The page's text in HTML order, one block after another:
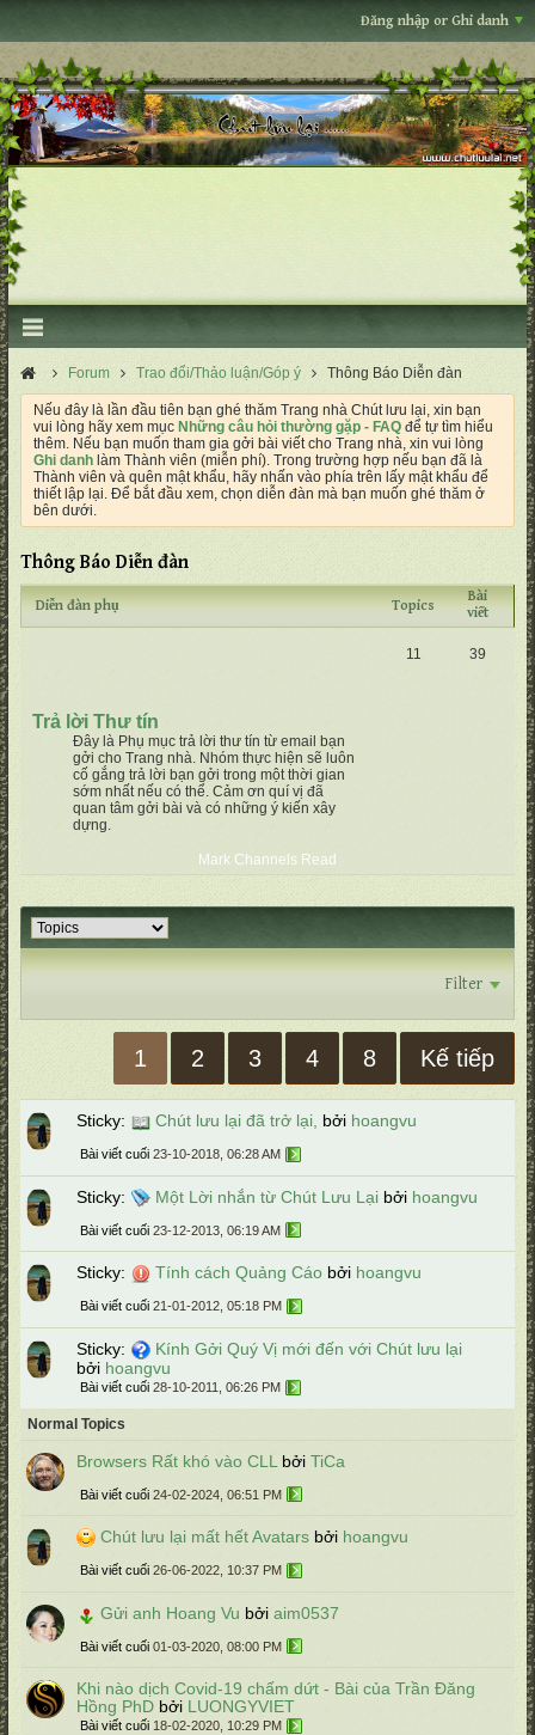
Đăng nhập or Ghi danh
Forum Trao đổi/Thảo luận/Góp ý Thông Báo Diễn đàn
Nếu đây là lần đầu tiên bạn ghé thăm Trang nhà Chút lưu lại, xin bạn
vui lòng hãy xem mục Những câu hỏi thường gặp - FAQ để tự tìm hiểu
thêm. Nếu bạn muốn tham gia gởi bài viết cho Trang nhà, xin vui lòng
Ghi danh làm Thành viên (miễn phí). Trong trường hợp nếu bạn đã là
Thành viên và quên mật khẩu, hãy nhấn vào phía trên lấy mật khẩu để
thiết lập lại. Để bắt đầu xem, chọn diễn đàn mà bạn muốn ghé thăm ở
bên dưới.
Thông Báo Diễn đàn
Diễn đàn phụ Topics
Bài
viết
Trả lời Thư tín
Đây là Phụ mục trả lời thư tín từ email bạn
gởi cho Trang nhà. Nhóm thực hiện sẽ luôn
cố gắng trả lời bạn gởi trong một thời gian
sớm nhất nếu có thể. Cảm ơn quí vị đã
quan tâm gởi bài và có những ý kiến xây
dựng.
11 39
Mark Channels Read
Filter
1 2 3 4 8 Kế tiếp
Sticky: Chút lưu lại đã trở lại, bởi hoangvu
Bài viết cuối 23-10-2018, 06:28 AM
Sticky: Một Lời nhắn từ Chút Lưu Lại bởi hoangvu
Bài viết cuối 23-12-2013, 06:19 AM
Sticky: Tính cách Quảng Cáo bởi hoangvu
Bài viết cuối 21-01-2012, 05:18 PM
Sticky:
Kính Gởi Quý Vị mới đến với Chút lưu lại
bởi hoangvu
Bài viết cuối 28-10-2011, 06:26 PM
Normal Topics
Browsers Rất khó vào CLL bởi TiCa
Bài viết cuối 24-02-2024, 06:51 PM
Chút lưu lại mất hết Avatars bởi hoangvu
Bài viết cuối 26-06-2022, 10:37 PM
Gửi anh Hoang Vu bởi aim0537
Bài viết cuối 01-03-2020, 08:00 PM
Khi nào dịch Covid-19 chấm dứt - Bài của Trần Đăng
Hồng PhD bởi LUONGYVIET
Bài viết cuối 18-02-2020, 10:29 PM